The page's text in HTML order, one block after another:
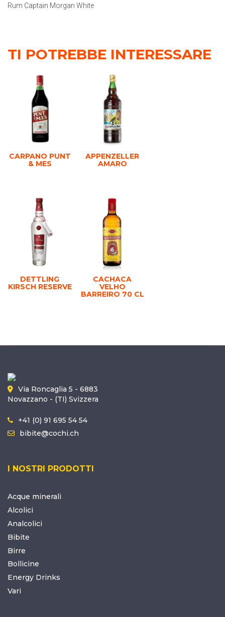
Rum Captain Morgan White
TI POTREBBE INTERESSARE
CARPANO PUNT
& MES
APPENZELLER
AMARO
DETTLING
KIRSCH RESERVE
CACHACA
VELHO
BARREIRO 70 CL
Via Roncaglia 5 - 6883
Novazzano - (TI) Svizzera
+41 (0) 91 695 54 54
bibite@cochi.ch
I NOSTRI PRODOTTI
Acque minerali
Alcolici
Analcolici
Bibite
Birre
Bollicine
Energy Drinks
Vari